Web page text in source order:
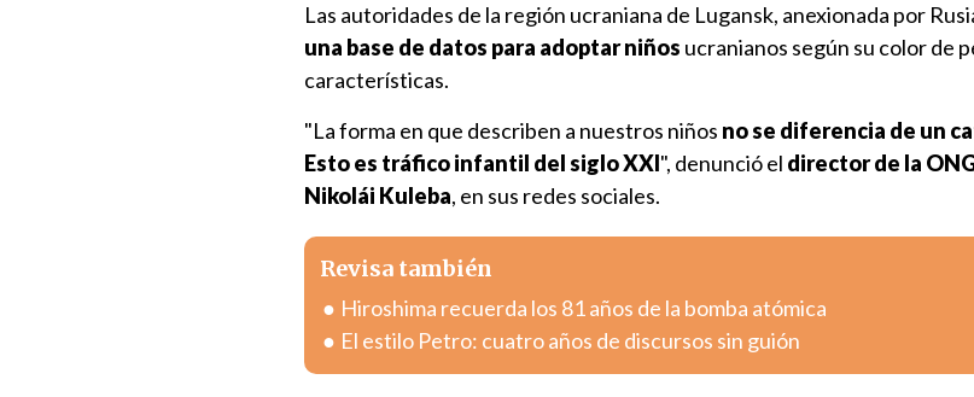
Las autoridades de la región ucraniana de Lugansk, anexionada por
una base de datos para adoptar niños ucranianos según su color de
características.
"La forma en que describen a nuestros niños no se diferencia de un
Esto es tráfico infantil del siglo XXI", denunció el director de la
Nikolái Kuleba, en sus redes sociales.
Revisa también
Hiroshima recuerda los 81 años de la bomba atómica
El estilo Petro: cuatro años de discursos sin guión